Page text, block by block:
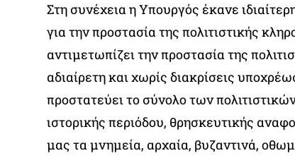
Στη συνέχεια η Υπουργός έκανε
για την προστασία της πολιτιστικής
αντιμετωπίζει την προστασία της
αδιαίρετη και χωρίς διακρίσεις
προστατεύει το σύνολο των
ιστορικής περιόδου, θρησκευτικής
μας τα μνημεία, αρχαία, βυζαντινά,